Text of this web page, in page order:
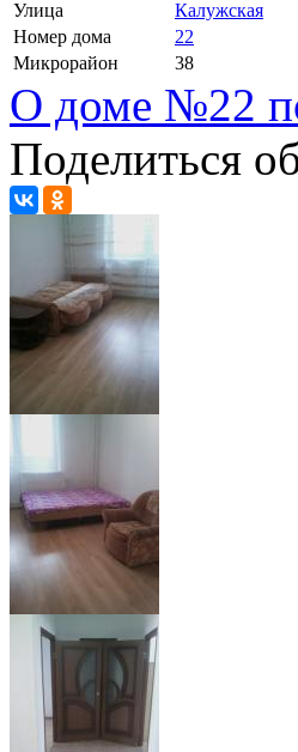
Улица
Калужская
Номер дома
22
Микрорайон
38
О доме №22
Поделиться